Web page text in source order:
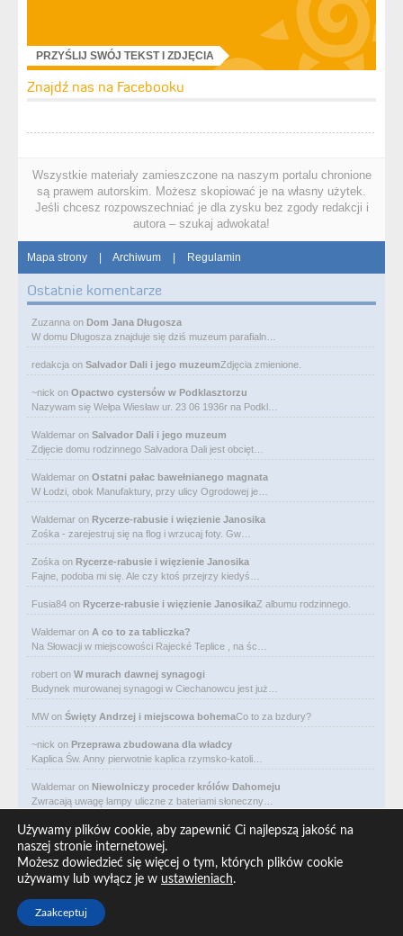
PRZYŚLIJ SWÓJ TEKST I ZDJĘCIA
Znajdź nas na Facebooku
Wszystkie materiały zamieszczone na naszym portalu chronione
są prawem autorskim. Możesz skopiować je na własny użytek.
Jeśli chcesz rozpowszechniać je dla zysku bez zgody redakcji i
autora – szukaj adwokata!
Mapa strony Archiwum Regulamin
Ostatnie komentarze
Zuzanna on Dom Jana Długosza
W domu Długosza znajduje się dziś muzeum parafialn…
redakcja on Salvador Dali i jego muzeumZdjęcia zmienione.
~nick on Opactwo cystersów w Podklasztorzu
Nazywam się Wełpa Wiesław ur. 23 06 1936r na Podkl…
Waldemar on Salvador Dali i jego muzeum
Zdjęcie domu rodzinnego Salvadora Dali jest obcięt…
Waldemar on Ostatni pałac bawełnianego magnata
W Łodzi, obok Manufaktury, przy ulicy Ogrodowej je…
Waldemar on Rycerze-rabusie i więzienie Janosika
Zośka - zarejestruj się na flog i wrzucaj foty. Gw…
Zośka on Rycerze-rabusie i więzienie Janosika
Fajne, podoba mi się. Ale czy ktoś przejrzy kiedyś…
Fusia84 on Rycerze-rabusie i więzienie JanosikaZ albumu rodzinnego.
Waldemar on A co to za tabliczka?
Na Słowacji w miejscowości Rajecké Teplice , na śc…
robert on W murach dawnej synagogi
Budynek murowanej synagogi w Ciechanowcu jest już…
MW on Święty Andrzej i miejscowa bohemaCo to za bzdury?
~nick on Przeprawa zbudowana dla władcy
Kaplica Św. Anny pierwotnie kaplica rzymsko-katoli…
Waldemar on Niewolniczy proceder królów Dahomeju
Zwracają uwagę lampy uliczne z bateriami słoneczny…
Waldemar on Adam Asnyk. Poeta z mojego miasta
CIEKAWOSTKA że pod banderą Malty pływa statek m/v…
Waldemar on
Historia na Wawelskim Wzgórzu
Michał Bogoria Skotnicki (1775–1808). Portret Mich…
Używamy plików cookie, aby zapewnić Ci najlepszą jakość na
naszej stronie internetowej.
Możesz dowiedzieć się więcej o tym, których plików cookie
używamy lub wyłącz je w ustawieniach.
Zaakceptuj